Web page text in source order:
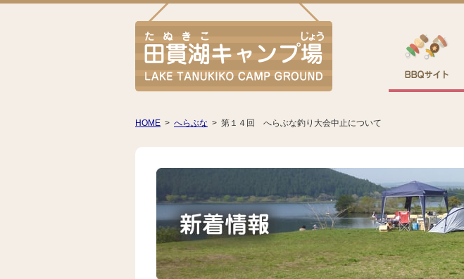
HOME > へらぶな > 第１４回 へらぶな釣り大会中止について